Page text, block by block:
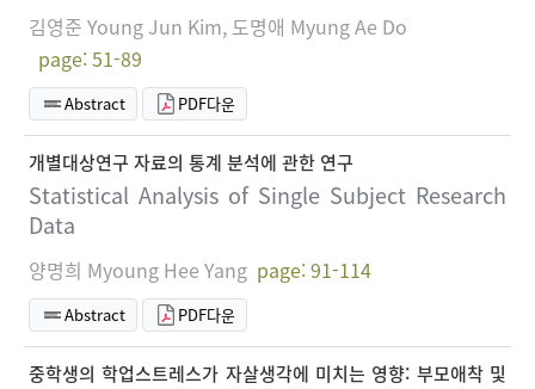
김영준 Young Jun Kim, 도명애 Myung Ae Do
page: 51-89
Abstract PDF다운
개별대상연구 자료의 통계 분석에 관한 연구
Statistical Analysis of Single Subject Research
Data
양명희 Myoung Hee Yang page: 91-114
Abstract PDF다운
중학생의 학업스트레스가 자살생각에 미치는 영향: 부모애착 및